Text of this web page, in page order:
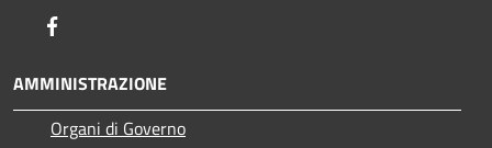
AMMINISTRAZIONE
Organi di Governo